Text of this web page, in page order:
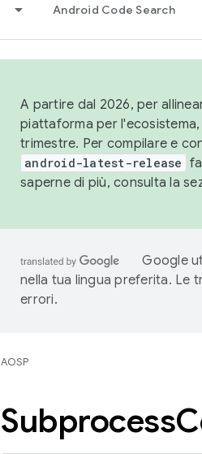
Android Code Search
A partire dal 2026, per
piattaforma per
trimestre. Per compilare e
android-latest-release
saperne di più, consulta la
Google
nella tua lingua preferita. Le
errori.
AOSP
Subprocess